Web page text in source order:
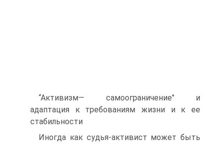
“Активизм— самоограничение" и
адаптация к требованиям жизни и к ее
стабильности
Иногда как судья-активист может быть